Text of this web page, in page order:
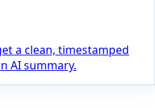
a clean, timestamped
AI summary.